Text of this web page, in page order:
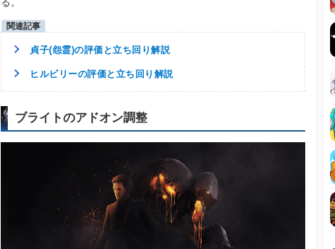
貞子(怨霊)の評価と立ち回り解説
ヒルビリーの評価と立ち回り解説
ブライトのアドオン調整